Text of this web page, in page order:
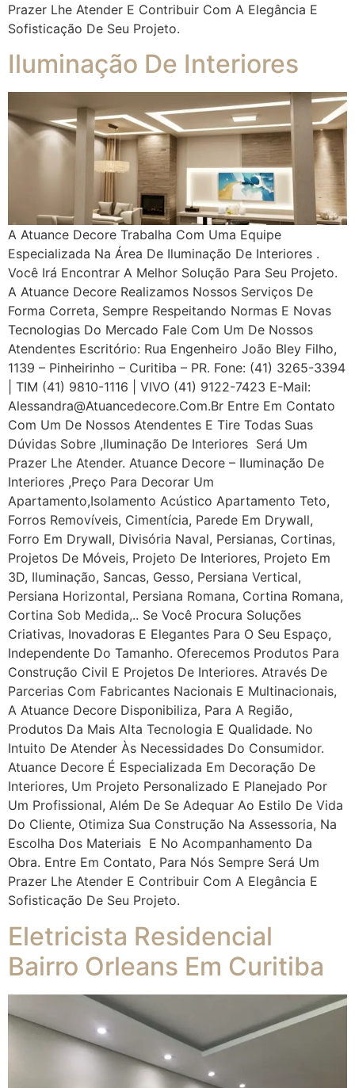
Prazer Lhe Atender E Contribuir Com A Elegância E
Sofisticação De Seu Projeto.
Iluminação De Interiores
A Atuance Decore Trabalha Com Uma Equipe
Especializada Na Área De Iluminação De Interiores .
Você Irá Encontrar A Melhor Solução Para Seu Projeto.
A Atuance Decore Realizamos Nossos Serviços De
Forma Correta, Sempre Respeitando Normas E Novas
Tecnologias Do Mercado Fale Com Um De Nossos
Atendentes Escritório: Rua Engenheiro João Bley Filho,
1139 – Pinheirinho – Curitiba – PR. Fone: (41) 3265-3394
| TIM (41) 9810-1116 | VIVO (41) 9122-7423 E-Mail:
Alessandra@atuancedecore.com.br Entre Em Contato
Com Um De Nossos Atendentes E Tire Todas Suas
Dúvidas Sobre ,iluminação De Interiores Será Um
Prazer Lhe Atender. Atuance Decore – Iluminação De
Interiores ,Preço Para Decorar Um
Apartamento,Isolamento Acústico Apartamento Teto,
Forros Removíveis, Cimentícia, Parede Em Drywall,
Forro Em Drywall, Divisória Naval, Persianas, Cortinas,
Projetos De Móveis, Projeto De Interiores, Projeto Em
3D, Iluminação, Sancas, Gesso, Persiana Vertical,
Persiana Horizontal, Persiana Romana, Cortina Romana,
Cortina Sob Medida,.. Se Você Procura Soluções
Criativas, Inovadoras E Elegantes Para O Seu Espaço,
Independente Do Tamanho. Oferecemos Produtos Para
Construção Civil E Projetos De Interiores. Através De
Parcerias Com Fabricantes Nacionais E Multinacionais,
A Atuance Decore Disponibiliza, Para A Região,
Produtos Da Mais Alta Tecnologia E Qualidade. No
Intuito De Atender Às Necessidades Do Consumidor.
Atuance Decore É Especializada Em Decoração De
Interiores, Um Projeto Personalizado E Planejado Por
Um Profissional, Além De Se Adequar Ao Estilo De Vida
Do Cliente, Otimiza Sua Construção Na Assessoria, Na
Escolha Dos Materiais E No Acompanhamento Da
Obra. Entre Em Contato, Para Nós Sempre Será Um
Prazer Lhe Atender E Contribuir Com A Elegância E
Sofisticação De Seu Projeto.
Eletricista Residencial
Bairro Orleans Em Curitiba